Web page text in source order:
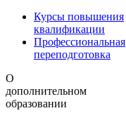
Курсы повышения
квалификации
Профессиональная
переподготовка
О
дополнительном
образовании